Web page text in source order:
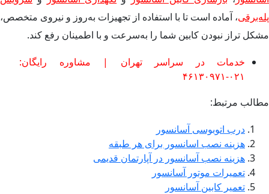
پله‌برقی، آماده است تا با استفاده از تجهیزات به‌روز و نیروی متخصص،
مشکل تراز نبودن کابین شما را به‌سرعت و با اطمینان رفع کند.
خدمات در سراسر تهران | مشاوره رایگان:
۰۲۱-۴۶۱۳۰۹۷۱
مطالب مرتبط:
درب اتوبوسی آسانسور
هزینه نصب اسانسور برای هر طبقه
هزینه نصب آسانسور در آپارتمان قدیمی
تعمیرات موتور آسانسور
تعمیر کابین آسانسور